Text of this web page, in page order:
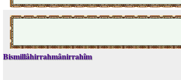
Bismillâhirrahmânirrahîm